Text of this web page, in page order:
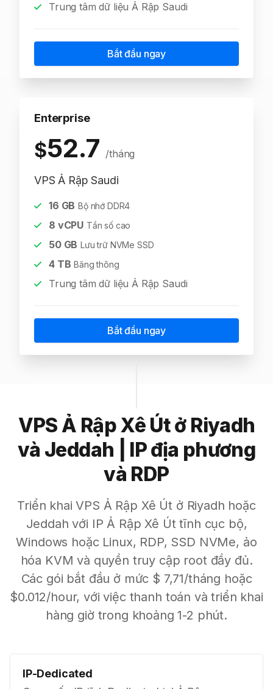
Trung tâm dữ liệu Ả Rập Saudi
Bắt đầu ngay
Enterprise
$52.7 /tháng
VPS Ả Rập Saudi
16 GB Bộ nhớ DDR4
8 vCPU Tần số cao
50GB Lưu trữ NVMe SSD
4TB Băng thông
Trung tâm dữ liệu Ả Rập Saudi
Bắt đầu ngay
VPS Ả Rập Xê Út ở Riyadh
và Jeddah | IP địa phương
và RDP
Triển khai VPS Ả Rập Xê Út ở Riyadh hoặc
Jeddah với IP Ả Rập Xê Út tĩnh cục bộ,
Windows hoặc Linux, RDP, SSD NVMe, ảo
hóa KVM và quyền truy cập root đầy đủ.
Các gói bắt đầu ở mức $ 7,71/tháng hoặc
$0.012/hour, với việc thanh toán và triển khai
hàng giờ trong khoảng 1-2 phút.
IP-Dedicated